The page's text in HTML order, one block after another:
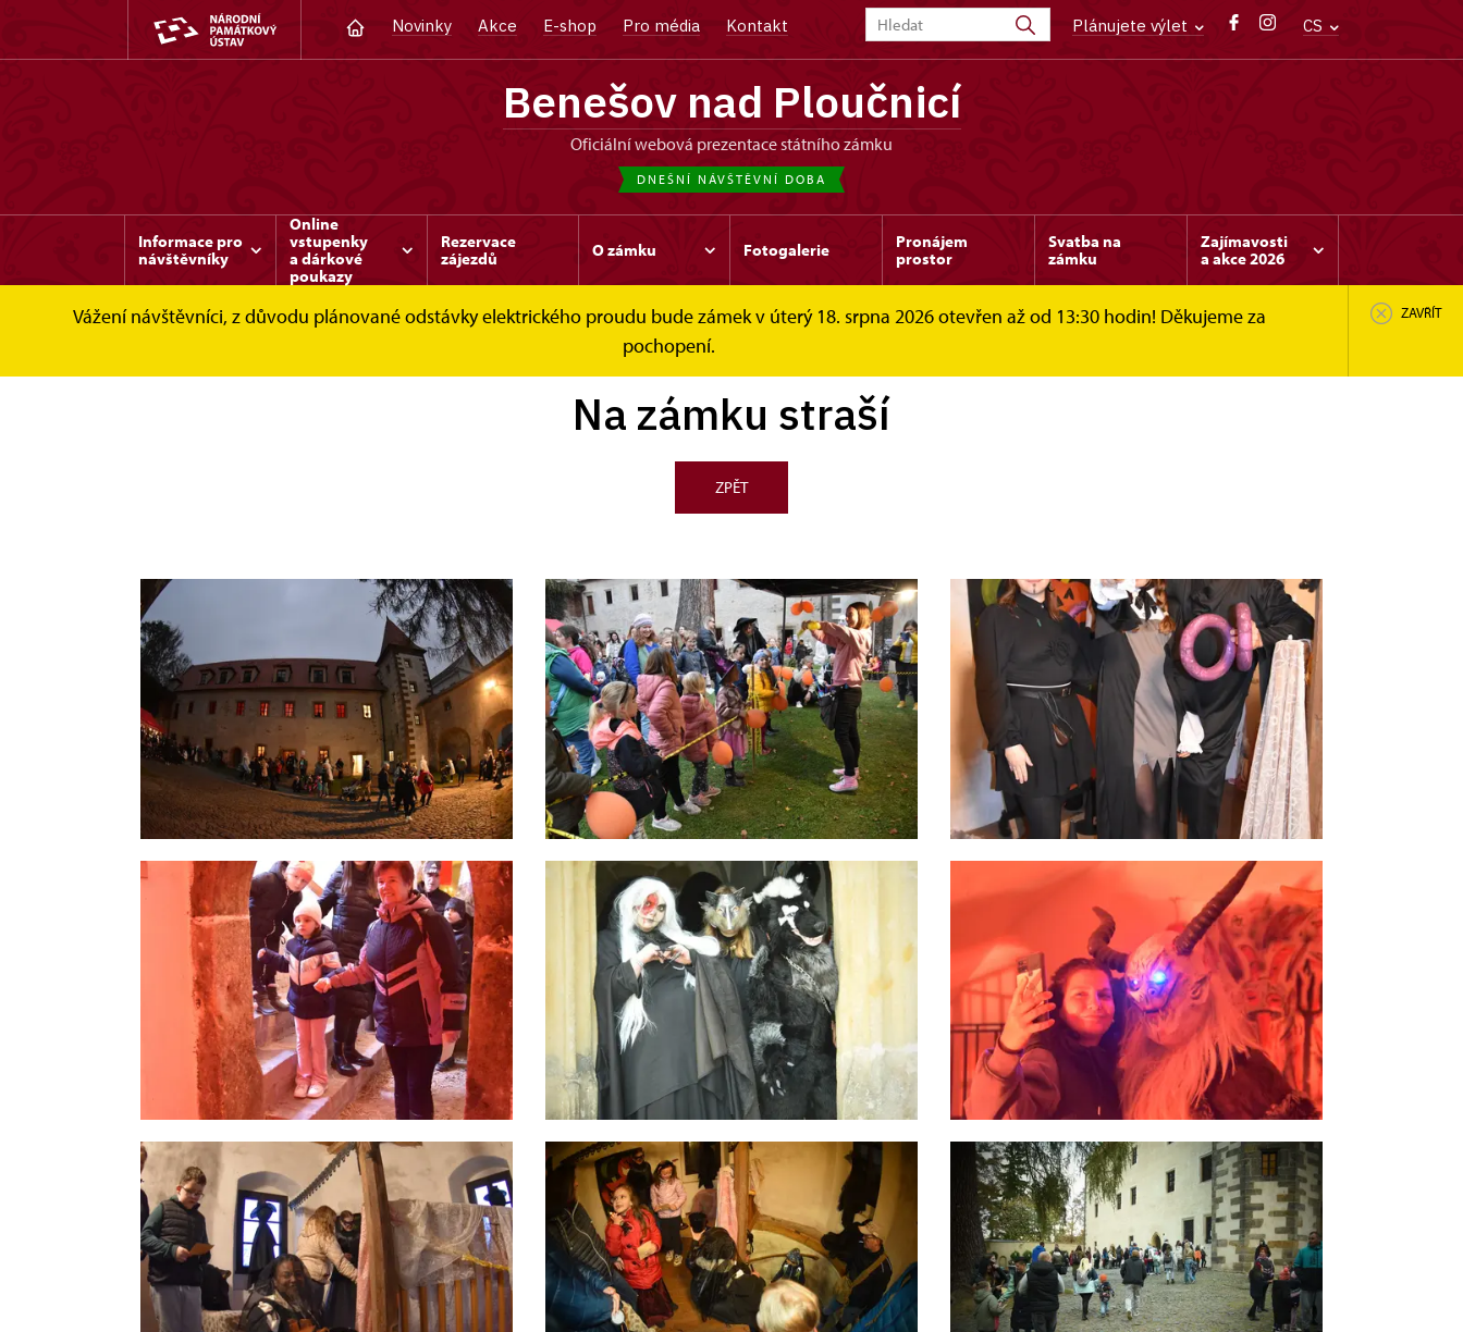
Novinky Akce E-shop Pro média Kontakt Plánujete výlet CS
Benešov nad Ploučnicí
oficiální webová prezentace státního zámku
DNEŠNÍ NÁVŠTĚVNÍ DOBA
Informace pro
návštěvníky
Online
vstupenky
a dárkové
poukazy
Rezervace
zájezdů
O zámku Fotogalerie
Pronájem
prostor
Svatba na
zámku
Zajímavosti
a akce 2026
Vážení návštěvníci, z důvodu plánované odstávky elektrického proudu bude zámek v úterý 18. srpna 2026 otevřen až od 13:30 hodin! Děkujeme za
pochopení.
ZAVŘÍT
Benešov nad Ploučnicí Fotogalerie Na zámku straší
Na zámku straší
ZPĚT